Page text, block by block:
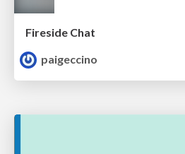
Fireside Chat
paigeccino